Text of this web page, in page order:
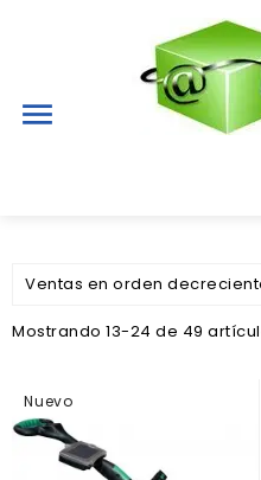

Ventas en orden
Mostrando 13-24 de 49
Nuevo